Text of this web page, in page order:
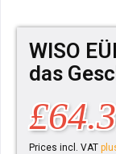
WISO
das
Prices incl. VAT